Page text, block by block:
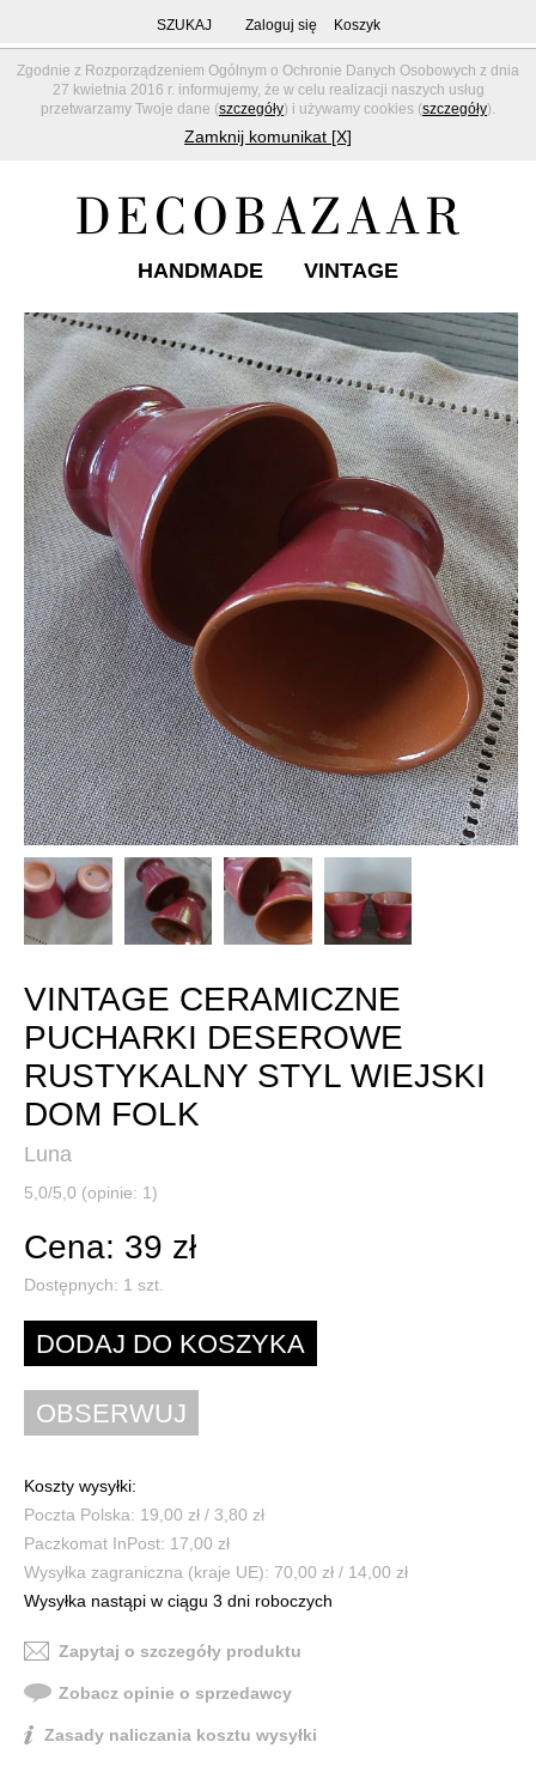
Zgodnie z Rozporządzeniem Ogólnym o Ochronie Danych Osobowych z dnia
27 kwietnia 2016 r. informujemy, że w celu realizacji naszych usług
przetwarzamy Twoje dane (szczegóły) i używamy cookies (szczegóły).
Zamknij komunikat [X]
SZUKAJ Zaloguj się Koszyk
HANDMADE VINTAGE
VINTAGE CERAMICZNE
PUCHARKI DESEROWE
RUSTYKALNY STYL WIEJSKI
DOM FOLK
Luna
5,0/5,0 (opinie: 1)
Cena: 39 zł
Dostępnych: 1 szt.
Koszty wysyłki:
Poczta Polska: 19,00 zł / 3,80 zł
Paczkomat InPost: 17,00 zł
Wysyłka zagraniczna (kraje UE): 70,00 zł / 14,00 zł
Wysyłka nastąpi w ciągu 3 dni roboczych
Zapytaj o szczegóły produktu
Zobacz opinie o sprzedawcy
Zasady naliczania kosztu wysyłki